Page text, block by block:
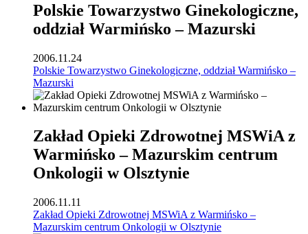
Polskie Towarzystwo Ginekologiczne,
oddział Warmińsko – Mazurski
2006.11.24
Polskie Towarzystwo Ginekologiczne, oddział Warmińsko –
Mazurski
Zakład Opieki Zdrowotnej MSWiA z
Warmińsko – Mazurskim centrum
Onkologii w Olsztynie
2006.11.11
Zakład Opieki Zdrowotnej MSWiA z Warmińsko –
Mazurskim centrum Onkologii w Olsztynie